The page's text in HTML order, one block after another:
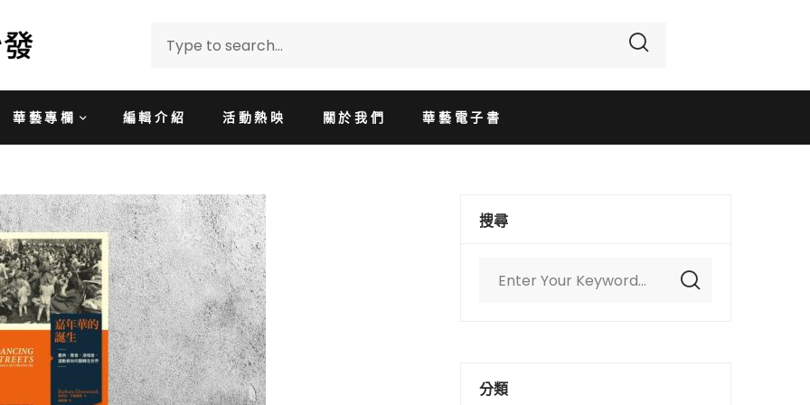
華藝專欄 編輯介紹 活動熱映 關於我們 華藝電子書
搜尋
分類